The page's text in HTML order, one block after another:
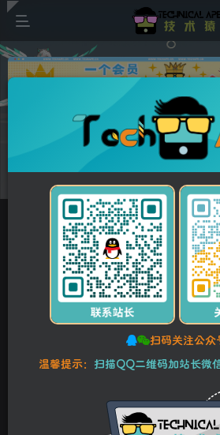
广告
维修资料 东芝TOSHIBA 正文
东芝2822AM服务便携手册-拆装
此内容为付费资源，请付费后查看
Y币5 Y币10
【VIP】普通会员 免费
立即购买
您当前未登录！建议登
本站资源均为作者特供和网友推荐收集整理
用，请在下载后24小时内删除，谢谢合作！
东芝2822AM服务便携手册-拆
扫码关注公众
温馨提示： 扫描QQ二维码加站长微